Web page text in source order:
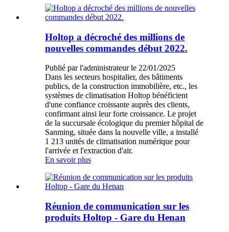
Holtop a décroché des millions de
nouvelles commandes début 2022.
Publié par l'administrateur le 22/01/2025
Dans les secteurs hospitalier, des bâtiments
publics, de la construction immobilière, etc., les
systèmes de climatisation Holtop bénéficient
d'une confiance croissante auprès des clients,
confirmant ainsi leur forte croissance. Le projet
de la succursale écologique du premier hôpital de
Sanming, située dans la nouvelle ville, a installé
1 213 unités de climatisation numérique pour
l'arrivée et l'extraction d'air.
En savoir plus
Réunion de communication sur les
produits Holtop - Gare du Henan